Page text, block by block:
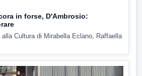
in forse, D'Ambrosio:
Cultura di Mirabella Eclano, Raffaella